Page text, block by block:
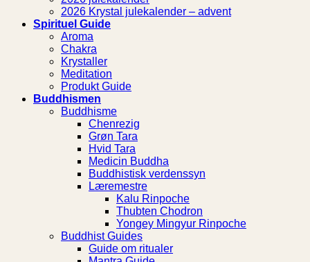
2026 Krystal julekalender – advent
Spirituel Guide
Aroma
Chakra
Krystaller
Meditation
Produkt Guide
Buddhismen
Buddhisme
Chenrezig
Grøn Tara
Hvid Tara
Medicin Buddha
Buddhistisk verdenssyn
Læremestre
Kalu Rinpoche
Thubten Chodron
Yongey Mingyur Rinpoche
Buddhist Guides
Guide om ritualer